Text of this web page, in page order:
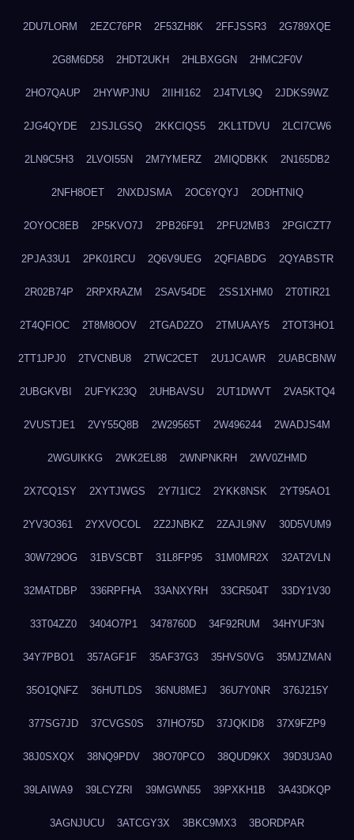
2DU7LORM 2EZC76PR 2F53ZH8K 2FFJSSR3 2G789XQE
2G8M6D58 2HDT2UKH 2HLBXGGN 2HMC2F0V
2HO7QAUP 2HYWPJNU 2IIHI162 2J4TVL9Q 2JDKS9WZ
2JG4QYDE 2JSJLGSQ 2KKCIQS5 2KL1TDVU 2LCI7CW6
2LN9C5H3 2LVOI55N 2M7YMERZ 2MIQDBKK 2N165DB2
2NFH8OET 2NXDJSMA 2OC6YQYJ 2ODHTNIQ
2OYOC8EB 2P5KVO7J 2PB26F91 2PFU2MB3 2PGICZT7
2PJA33U1 2PK01RCU 2Q6V9UEG 2QFIABDG 2QYABSTR
2R02B74P 2RPXRAZM 2SAV54DE 2SS1XHM0 2T0TIR21
2T4QFIOC 2T8M8OOV 2TGAD2ZO 2TMUAAY5 2TOT3HO1
2TT1JPJ0 2TVCNBU8 2TWC2CET 2U1JCAWR 2UABCBNW
2UBGKVBI 2UFYK23Q 2UHBAVSU 2UT1DWVT 2VA5KTQ4
2VUSTJE1 2VY55Q8B 2W29565T 2W496244 2WADJS4M
2WGUIKKG 2WK2EL88 2WNPNKRH 2WV0ZHMD
2X7CQ1SY 2XYTJWGS 2Y7I1IC2 2YKK8NSK 2YT95AO1
2YV3O361 2YXVOCOL 2Z2JNBKZ 2ZAJL9NV 30D5VUM9
30W729OG 31BVSCBT 31L8FP95 31M0MR2X 32AT2VLN
32MATDBP 336RPFHA 33ANXYRH 33CR504T 33DY1V30
33T04ZZ0 3404O7P1 3478760D 34F92RUM 34HYUF3N
34Y7PBO1 357AGF1F 35AF37G3 35HVS0VG 35MJZMAN
35O1QNFZ 36HUTLDS 36NU8MEJ 36U7Y0NR 376J215Y
377SG7JD 37CVGS0S 37IHO75D 37JQKID8 37X9FZP9
38J0SXQX 38NQ9PDV 38O70PCO 38QUD9KX 39D3U3A0
39LAIWA9 39LCYZRI 39MGWN55 39PXKH1B 3A43DKQP
3AGNJUCU 3ATCGY3X 3BKC9MX3 3BORDPAR